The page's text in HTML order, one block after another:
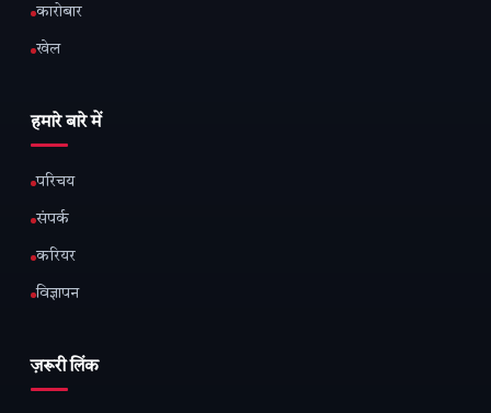
कारोबार
खेल
हमारे बारे में
परिचय
संपर्क
करियर
विज्ञापन
ज़रूरी लिंक